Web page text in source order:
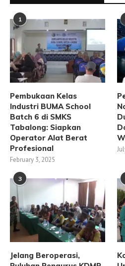
1
Pembukaan Kelas
Industri BUMA School
Batch 6 di SMKS
Tabalong: Siapkan
Operator Alat Berat
Profesional
February 3, 2025
3
Jelang Beroperasi,